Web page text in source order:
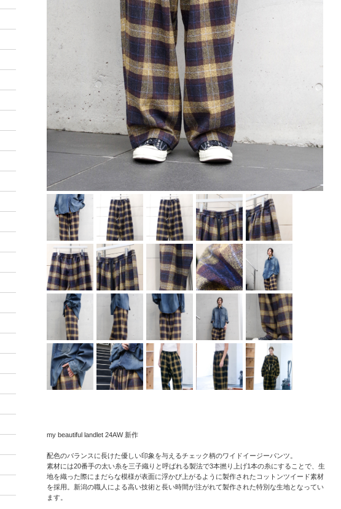
HAFFMANS &
NEUMEISTER
JUHA
KUBORAUM
macromauro
MASU
my beautiful
landlet
premio gordo
RAKINES
Sasquatchfabrix.
SEALSON
SHINYAKOZUKA
STUDIO
NICHOLSON
THE JEAN
PIERRE
th products
URU
SALE
my beautiful landlet 24AW 新作
配色のバランスに長けた優しい印象を与えるチェック柄のワイドイージーパンツ。
素材には20番手の太い糸を三子織りと呼ばれる製法で3本撚り上げ1本の糸にすることで、生
地を織った際にまだらな模様が表面に浮かび上がるように製作されたコットンツイード素材
を採用。新潟の職人による高い技術と長い時間が注がれて製作された特別な生地となってい
ます。